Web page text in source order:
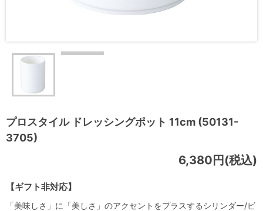
プロスタイル ドレッシングポット 11cm (50131-
3705)
【ギフト非対応】
6,380円(税込)
「美味しさ」に「美しさ」のアクセントをプラスするシリンダー/ビ